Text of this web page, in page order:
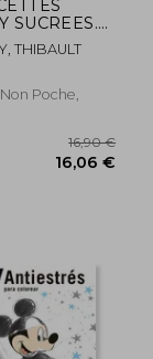
SUCREES.
ULTRA
THIBAULT
Poche,